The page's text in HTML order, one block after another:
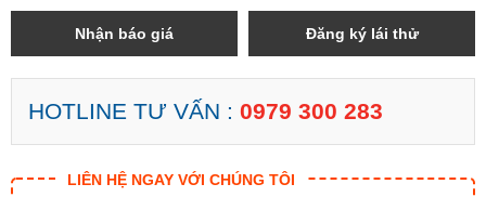
Nhận báo giá Đăng ký lái thử
HOTLINE TƯ VẤN : 0979 300 283
LIÊN HỆ NGAY VỚI CHÚNG TÔI